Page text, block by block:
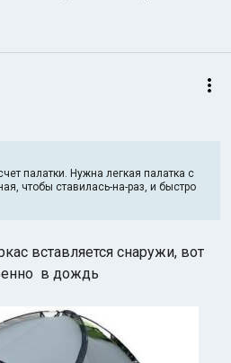
палатки. Нужна легкая палатка с
чтобы ставилась-на-раз, и быстро
вставляется снаружи, вот
в дождь